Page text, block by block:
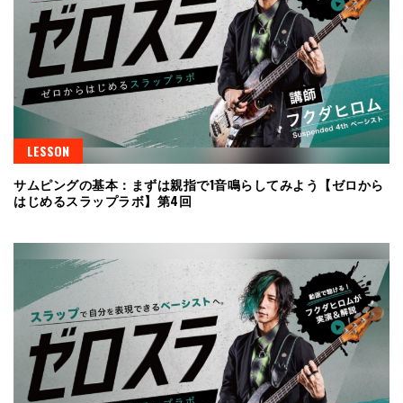
LESSON
サムピングの基本：まずは親指で1音鳴らしてみよう【ゼロから
はじめるスラップラボ】第4回